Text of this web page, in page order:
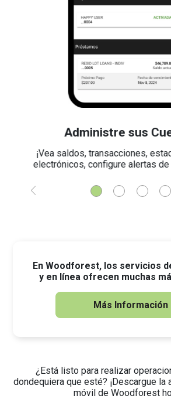
Administre sus
¡Vea saldos, transacciones,
electrónicos, configure alertas
En Woodforest, los servicios
y en línea ofrecen muchas
Más Información
¿Está listo para realizar
dondequiera que esté? ¡Descargue la
móvil de Woodforest